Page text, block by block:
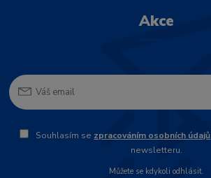
Akce
Souhlasím se zpracováním osobních údajů
newsletteru.
Můžete se kdykoli odhlásit.